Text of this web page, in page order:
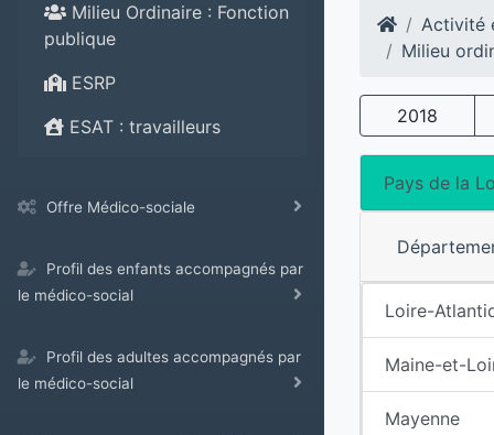
Milieu Ordinaire : Fonction
publique
ESRP
ESAT : travailleurs
Offre Médico-sociale
Profil des enfants accompagnés par
le médico-social
Profil des adultes accompagnés par
le médico-social
Activité
Milieu
2018
Pays de la
Loire-
Maine-et-
Mayenne